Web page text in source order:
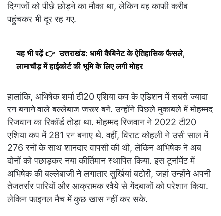
दिग्गजों को पीछे छोड़ने का मौका था, लेकिन वह काफी करीब
पहुंचकर भी दूर रह गए.
यह भी पढ़ें 👉 उत्तराखंड: धामी कैबिनेट के ऐतिहासिक फैसले,
लामाचौड़ में हाईकोर्ट की भूमि के लिए लगी मोहर
हालांकि, अभिषेक शर्मा टी20 एशिया कप के एडिशन में सबसे ज्यादा
रन बनाने वाले बल्लेबाज जरूर बने. उन्होंने पिछले मुकाबले में मोहम्मद
रिजवान का रिकॉर्ड तोड़ा था. मोहम्मद रिजवान ने 2022 टी20
एशिया कप में 281 रन बनाए थे. वहीं, विराट कोहली ने उसी साल में
276 रनों के साथ शानदार वापसी की थी, लेकिन अभिषेक ने अब
दोनों को पछाड़कर नया कीर्तिमान स्थापित किया. इस टूर्नामेंट में
अभिषेक की बल्लेबाजी ने लगातार सुर्खियां बटोरी, जहां उन्होंने अपनी
तेजतर्रार पारियों और आक्रामक रवैये से गेंदबाजों को परेशान किया.
लेकिन फाइनल मैच में कुछ खास नहीं कर सके.